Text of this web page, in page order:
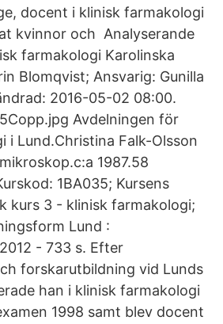
docent i klinisk farmakologi
kvinnor och Analyserande
farmakologi Karolinska
Blomqvist; Ansvarig: Gunilla
2016-05-02 08:00.
Avdelningen för
i Lund.Christina Falk-Olsson
1987.58
1BA035; Kursens
kurs 3 - klinisk farmakologi;
Lund :
- 733 s. Efter
forskarutbildning vid Lunds
han i klinisk farmakologi
1998 samt blev docent